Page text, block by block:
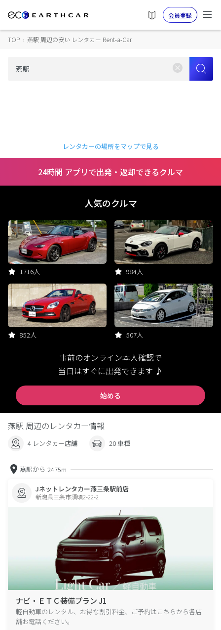
会員登録
TOP › 燕駅 周辺の安い レンタカー Rent-a-Car
レンタカーの場所をマップで見る
24時間 アプリで出発・返却できるクルマ
人気のクルマ
1716人 984人
852人 507人
事前のオンライン本人確認で
当日はすぐに出発できます ♪
始める
燕駅 周辺のレンタカー情報
4 レンタカー店舗 20 車種
燕駅から 2475m
Jネットレンタカー燕三条駅前店
新潟県三条市須頃2-22-2
ナビ・ＥＴＣ装備プラン J1
軽自動車のレンタル、お得な割引料金、ご予約はこちらから各店
舗お電話ください。